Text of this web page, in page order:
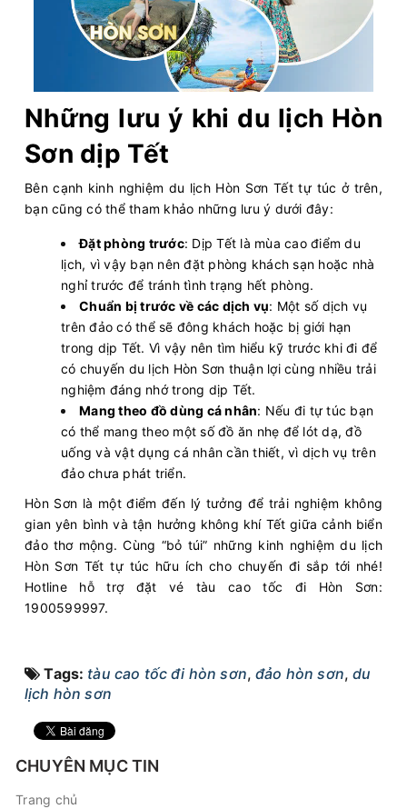
Những lưu ý khi du lịch Hòn
Sơn dịp Tết
Bên cạnh kinh nghiệm du lịch Hòn Sơn Tết tự túc ở trên,
bạn cũng có thể tham khảo những lưu ý dưới đây:
Đặt phòng trước: Dịp Tết là mùa cao điểm du
lịch, vì vậy bạn nên đặt phòng khách sạn hoặc nhà
nghỉ trước để tránh tình trạng hết phòng.
Chuẩn bị trước về các dịch vụ: Một số dịch vụ
trên đảo có thể sẽ đông khách hoặc bị giới hạn
trong dịp Tết. Vì vậy nên tìm hiểu kỹ trước khi đi để
có chuyến du lịch Hòn Sơn thuận lợi cùng nhiều trải
nghiệm đáng nhớ trong dịp Tết.
Mang theo đồ dùng cá nhân: Nếu đi tự túc bạn
có thể mang theo một số đồ ăn nhẹ để lót dạ, đồ
uống và vật dụng cá nhân cần thiết, vì dịch vụ trên
đảo chưa phát triển.
Hòn Sơn là một điểm đến lý tưởng để trải nghiệm không
gian yên bình và tận hưởng không khí Tết giữa cảnh biển
đảo thơ mộng. Cùng “bỏ túi” những kinh nghiệm du lịch
Hòn Sơn Tết tự túc hữu ích cho chuyến đi sắp tới nhé!
Hotline hỗ trợ đặt vé tàu cao tốc đi Hòn Sơn:
1900599997.
Tags: tàu cao tốc đi hòn sơn,đảo hòn sơn,du
lịch hòn sơn
CHUYÊN MỤC TIN
Trang chủ